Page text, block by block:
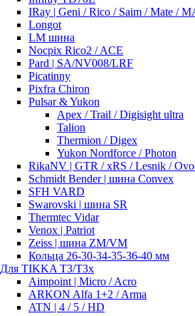
IRay | Geni / Rico / Saim / Mate /
Longot
LM шина
Nocpix Rico2 / ACE
Pard | SA/NV008/LRF
Picatinny
Pixfra Chiron
Pulsar & Yukon
Apex / Trail / Digisight ultra
Talion
Thermion / Digex
Yukon Nordforce / Photon
RikaNV | GTR / xRS / Lesnik /
Schmidt Bender | шина Convex
SFH VARD
Swarovski | шина SR
Thermtec Vidar
Venox | Patriot
Zeiss | шина ZM/VM
Кольца 26-30-34-35-36-40 мм
Для TIKKA T3/T3x
Aimpoint | Micro / Acro
ARKON Alfa 1+2 / Arma
ATN | 4 / 5 / HD